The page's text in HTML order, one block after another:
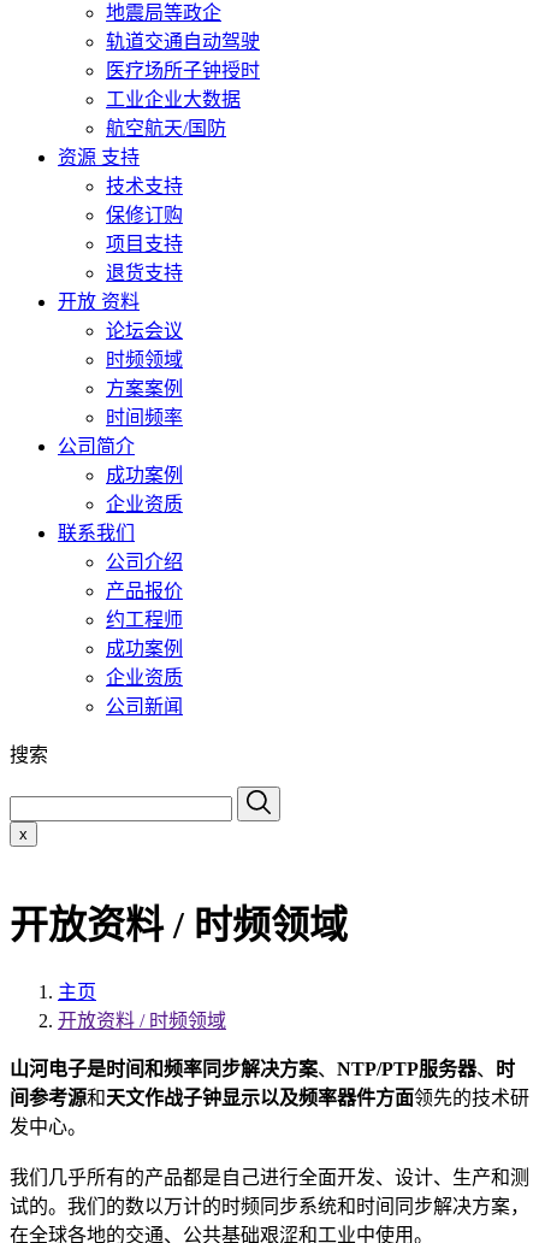
地震局等政企
轨道交通自动驾驶
医疗场所子钟授时
工业企业大数据
航空航天/国防
资源 支持
技术支持
保修订购
项目支持
退货支持
开放 资料
论坛会议
时频领域
方案案例
时间频率
公司简介
成功案例
企业资质
联系我们
公司介绍
产品报价
约工程师
成功案例
企业资质
公司新闻
搜索
x
开放资料 / 时频领域
主页
开放资料 / 时频领域
山河电子是时间和频率同步解决方案、 NTP/PTP服务器、
时
间参考源和天文作战子钟显示以及频率器件方面领先的技术研
发中心。
我们几乎所有的产品都是自己进行全面开发、设计、生产和测
试的。我们的数以万计的时频同步系统和时间同步解决方案，
在全球各地的交通、公共基础艰涩和工业中使用。